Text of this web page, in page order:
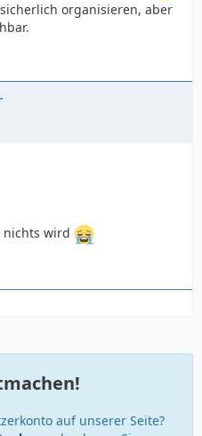
organisieren, aber
nichts wird
auf unserer Seite?